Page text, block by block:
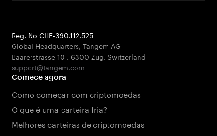
Reg. No CHE-390.112.525
Global Headquarters, Tangem AG
Baarerstrasse 10 , 6300 Zug, Switzerland
support@tangem.com
Comece agora
Como começar com criptomoedas
O que é uma carteira fria?
Melhores carteiras de criptomoedas